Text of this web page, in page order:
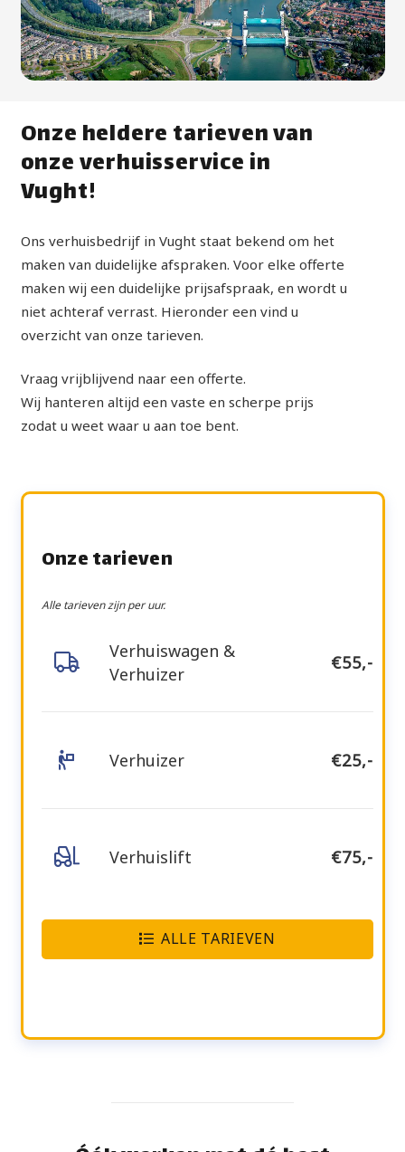
Onze heldere tarieven van
onze verhuisservice in
Vught!
Ons verhuisbedrijf in Vught staat bekend om het
maken van duidelijke afspraken. Voor elke offerte
maken wij een duidelijke prijsafspraak, en wordt u
niet achteraf verrast. Hieronder een vind u
overzicht van onze tarieven.
Vraag vrijblijvend naar een offerte.
Wij hanteren altijd een vaste en scherpe prijs
zodat u weet waar u aan toe bent.
Onze tarieven
Alle tarieven zijn per uur.
Verhuiswagen &
Verhuizer
€55,-
Verhuizer €25,-
Verhuislift €75,-
ALLE TARIEVEN